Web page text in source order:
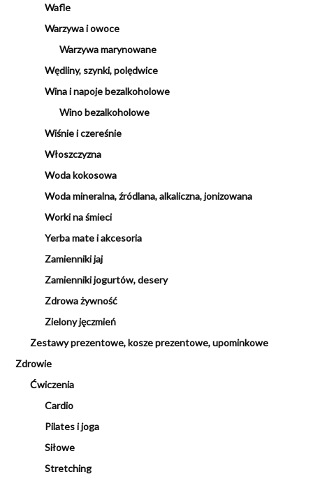
Wafle
Warzywa i owoce
Warzywa marynowane
Wędliny, szynki, polędwice
Wina i napoje bezalkoholowe
Wino bezalkoholowe
Wiśnie i czereśnie
Włoszczyzna
Woda kokosowa
Woda mineralna, źródlana, alkaliczna, jonizowana
Worki na śmieci
Yerba mate i akcesoria
Zamienniki jaj
Zamienniki jogurtów, desery
Zdrowa żywność
Zielony jęczmień
Zestawy prezentowe, kosze prezentowe, upominkowe
Zdrowie
Ćwiczenia
Cardio
Pilates i joga
Siłowe
Stretching